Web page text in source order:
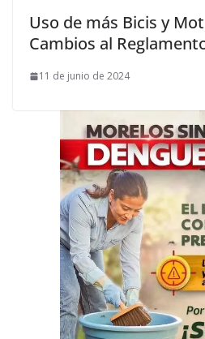
Uso de más Bicis y
Cambios al
11 de junio de 2024